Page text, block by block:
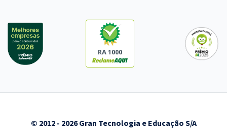
RA 1000
© 2012 - 2026 Gran Tecnologia e Educação S/A